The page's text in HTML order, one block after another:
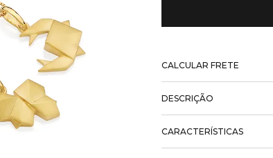
CALCULAR FRETE
DESCRIÇÃO
CARACTERÍSTICAS